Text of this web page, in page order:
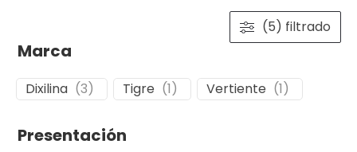
(5) filtrado
Marca
Dixilina (3) Tigre (1) Vertiente (1)
Presentación